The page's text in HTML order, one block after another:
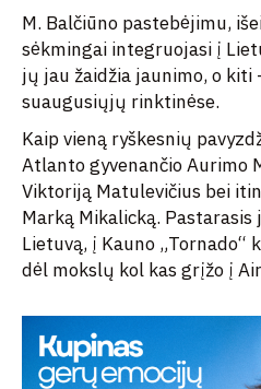
M. Balčiūno pastebėjimu,
sėkmingai integruojasi į
jų jau žaidžia jaunimo, o
suaugusiųjų rinktinėse.
Kaip vieną ryškesnių
Atlanto gyvenančio Aurimo
Viktoriją Matulevičius bei
Marką Mikalicką. Pastarasis
Lietuvą, į Kauno „Tornado“
dėl mokslų kol kas grįžo į